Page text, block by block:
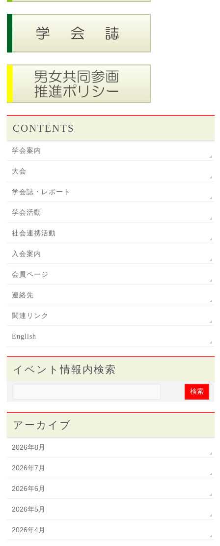
CONTENTS
学会案内
大会
学会誌・レポート
学会活動
社会連携活動
入会案内
会員ページ
連絡先
関連リンク
English
イベント情報内検索
アーカイブ
2026年8月
2026年7月
2026年6月
2026年5月
2026年4月